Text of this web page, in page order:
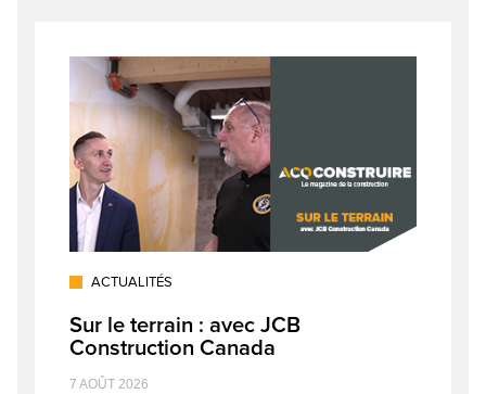
ACTUALITÉS
Sur le terrain : avec JCB
Construction Canada
7 AOÛT 2026